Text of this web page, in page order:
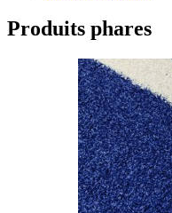
Produits phares